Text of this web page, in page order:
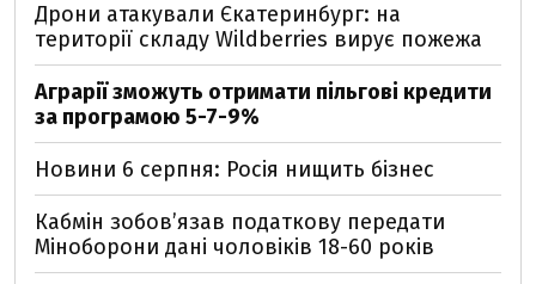
Дрони атакували Єкатеринбург: на
території складу Wildberries вирує пожежа
Аграрії зможуть отримати пільгові кредити
за програмою 5-7-9%
Новини 6 серпня: Росія нищить бізнес
Кабмін зобовʼязав податкову передати
Міноборони дані чоловіків 18-60 років